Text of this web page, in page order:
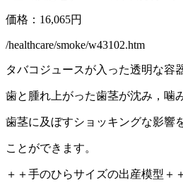
価格：16,065円
/healthcare/smoke/w43102.htm
タバコジュースが入った透明な容
歯と腫れ上がった歯茎が沈み，噛
歯茎に及ぼすショッキングな影響
ことができます。
＋＋手のひらサイズの出産模型＋